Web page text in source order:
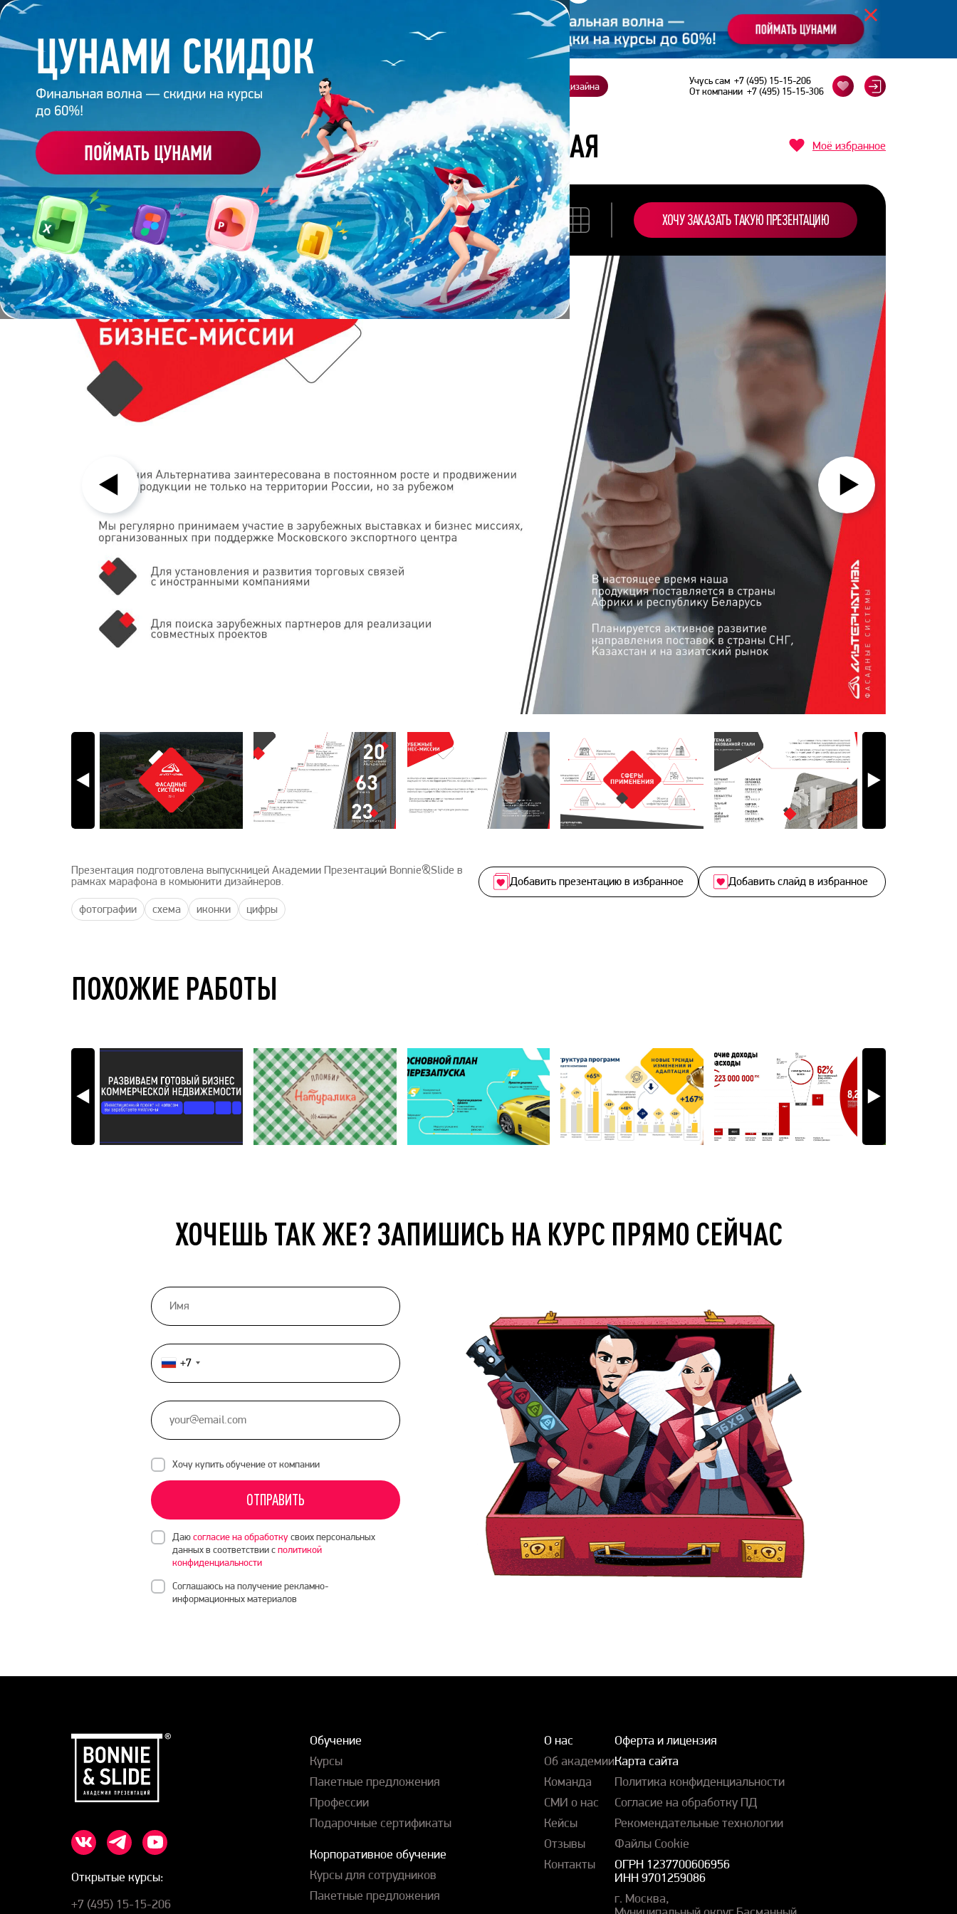
Корпоративное обучение Заказать презентацию Студия дизайна Учусь сам +7 (495) 15-15-206
От компании +7 (495) 15-15-306
Главная Презентация 166 – Александра Ростовская
ПРЕЗЕНТАЦИЯ 166 - АЛЕКСАНДРА РОСТОВСКАЯ Моё избранное
Работа
студента
ХОЧУ ЗАКАЗАТЬ ТАКУЮ ПРЕЗЕНТАЦИЮ
Презентация подготовлена выпускницей Академии Презентаций Bonnie&Slide в
рамках марафона в комьюнити дизайнеров.
фотографии схема иконки цифры
Добавить презентацию в избранное Добавить слайд в избранное
ПОХОЖИЕ РАБОТЫ
ХОЧЕШЬ ТАК ЖЕ? ЗАПИШИСЬ НА КУРС ПРЯМО СЕЙЧАС
Россия
+7
+7
Хочу купить обучение от компании
ОТПРАВИТЬ
Даюсогласие на обработкусвоих персональных
данных в соответствии сполитикой
конфиденциальности
Соглашаюсь на получение рекламно-
информационных материалов
Открытые курсы:
+7 (495) 15-15-206
Обучение
Курсы
Пакетные предложения
Профессии
Подарочные сертификаты
Корпоративное обучение
Курсы для сотрудников
Пакетные предложения
О нас
Об академии
Команда
СМИ о нас
Кейсы
Отзывы
Контакты
Оферта и лицензия
Карта сайта
Политика конфиденциальности
Согласие на обработку ПД
Рекомендательные технологии
Файлы Cookie
ОГРН 1237700606956
ИНН 9701259086
г. Москва,